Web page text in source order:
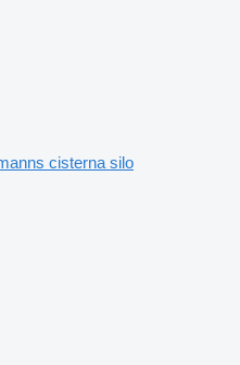
cisterna silo